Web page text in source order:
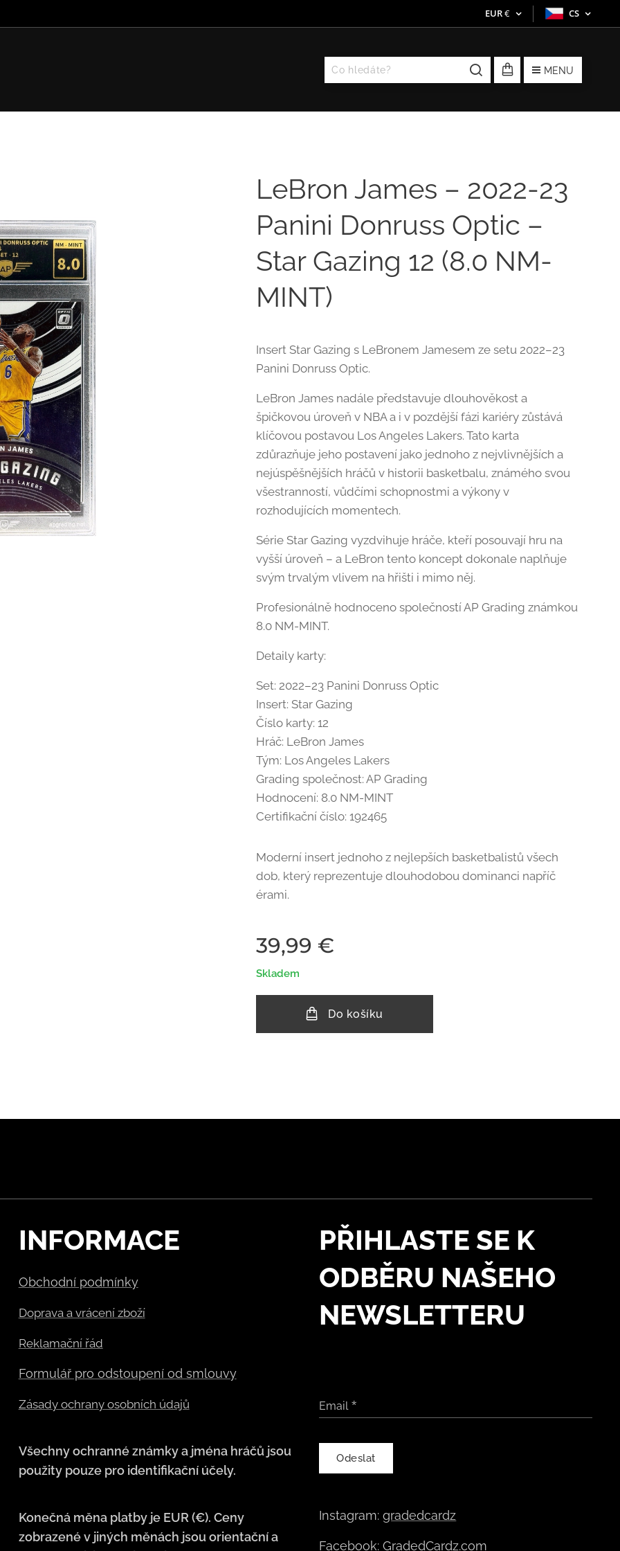
EUR€ CS
MENU
LeBron James – 2022-23
Panini Donruss Optic –
Star Gazing 12 (8.0 NM-
MINT)
Insert Star Gazing s LeBronem Jamesem ze setu 2022–23
Panini Donruss Optic.
LeBron James nadále představuje dlouhověkost a
špičkovou úroveň v NBA a i v pozdější fázi kariéry zůstává
klíčovou postavou Los Angeles Lakers. Tato karta
zdůrazňuje jeho postavení jako jednoho z nejvlivnějších a
nejúspěšnějších hráčů v historii basketbalu, známého svou
všestranností, vůdčími schopnostmi a výkony v
rozhodujících momentech.
Série Star Gazing vyzdvihuje hráče, kteří posouvají hru na
vyšší úroveň – a LeBron tento koncept dokonale naplňuje
svým trvalým vlivem na hřišti i mimo něj.
Profesionálně hodnoceno společností AP Grading známkou
8.0 NM-MINT.
Detaily karty:
Set: 2022–23 Panini Donruss Optic
Insert: Star Gazing
Číslo karty: 12
Hráč: LeBron James
Tým: Los Angeles Lakers
Grading společnost: AP Grading
Hodnocení: 8.0 NM-MINT
Certifikační číslo: 192465
Moderní insert jednoho z nejlepších basketbalistů všech
dob, který reprezentuje dlouhodobou dominanci napříč
érami.
39,99 €
Skladem
Do košíku
INFORMACE
Obchodní podmínky
Doprava a vrácení zboží
Reklamační řád
Formulář pro odstoupení od smlouvy
Zásady ochrany osobních údajů
Všechny ochranné známky a jména hráčů jsou
použity pouze pro identifikační účely.
Konečná měna platby je EUR (€). Ceny
zobrazené v jiných měnách jsou orientační a
PŘIHLASTE SE K
ODBĚRU NAŠEHO
NEWSLETTERU
Email
Odeslat
Instagram:gradedcardz
Facebook:GradedCardz.com